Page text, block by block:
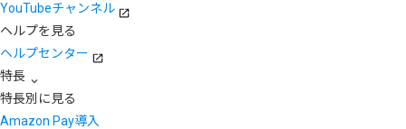
YouTubeチャンネル
ヘルプを見る
ヘルプセンター
特長
特長別に見る
Amazon Pay導入